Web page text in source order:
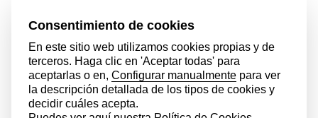
Ver más fotos